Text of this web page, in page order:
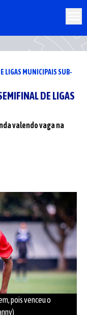
LIGAS MUNICIPAIS SUB-
DE LIGAS
valendo vaga na
pois venceu o